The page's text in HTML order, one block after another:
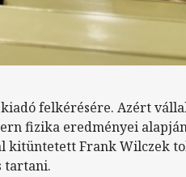
felkérésére. Azért
fizika eredményei
kitüntetett Frank Wilczek
tartani.